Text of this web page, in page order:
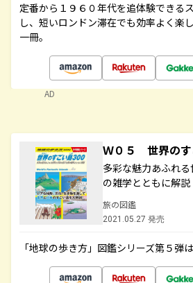
定番から１９６０年代を追体験できる
し、短いロンドン滞在でも効率よく楽
一冊。
AD
Ｗ０５ 世界の
多彩な魅力あふれ
の雑学とともに解説
旅の図鑑
2021.05.27 発売
「地球の歩き方」図鑑シリーズ第５弾